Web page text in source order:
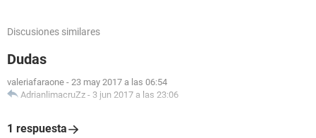
Discusiones similares
Dudas
valeriafaraone - 23 may 2017 a las 06:54
AdrianlimacruZz - 3 jun 2017 a las 23:06
1 respuesta